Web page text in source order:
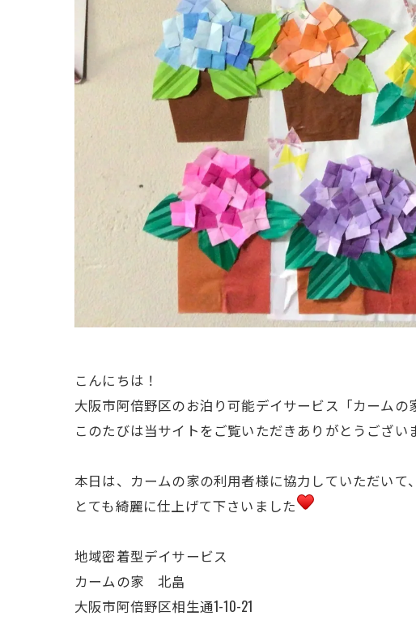
こんにちは！
大阪市阿倍野区のお泊り可能デイサービス「カーム
このたびは当サイトをご覧いただきありがとうござい
本日は、カームの家の利用者様に協力していただいて
とても綺麗に仕上げて下さいました
地域密着型デイサービス
カームの家 北畠
大阪市阿倍野区相生通1-10-21